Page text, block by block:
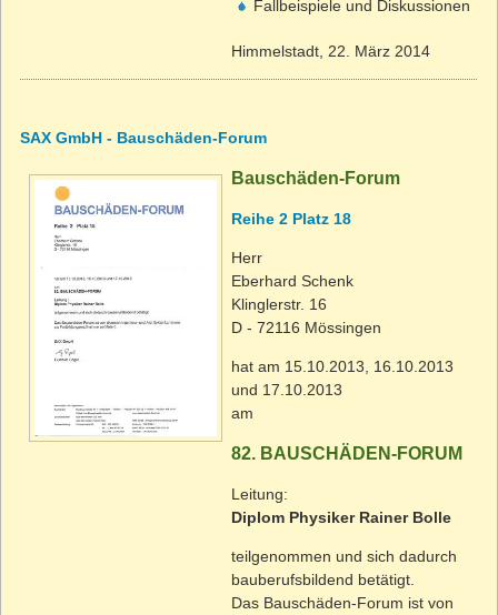
Fallbeispiele und Diskussionen
Himmelstadt, 22. März 2014
SAX GmbH - Bauschäden-Forum
Bauschäden-Forum
Reihe 2 Platz 18
Herr
Eberhard Schenk
Klinglerstr. 16
D - 72116 Mössingen
hat am 15.10.2013, 16.10.2013
und 17.10.2013
am
82. BAUSCHÄDEN-FORUM
Leitung:
Diplom Physiker Rainer Bolle
teilgenommen und sich dadurch
bauberufsbildend betätigt.
Das Bauschäden-Forum ist von